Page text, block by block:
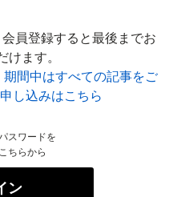
員登録すると最後までお
けます。
間中はすべての記事をご
し込みはこちら
スワードを
ちらから
ン